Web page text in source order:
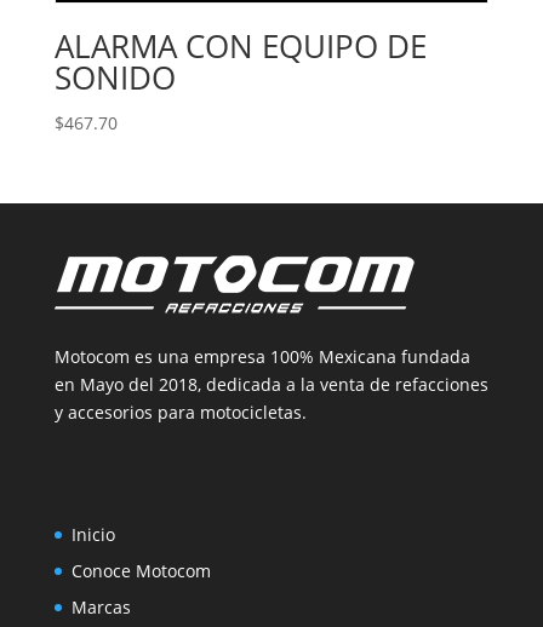
ALARMA CON EQUIPO DE
SONIDO
$467.70
Motocom es una empresa 100% Mexicana fundada
en Mayo del 2018, dedicada a la venta de refacciones
y accesorios para motocicletas.
Inicio
Conoce Motocom
Marcas